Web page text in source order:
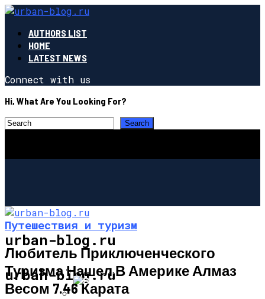
AUTHORS LIST
HOME
LATEST NEWS
Connect with us
Hi, What Are You Looking For?
urban-blog.ru
urban-blog.ru
КОМПЬЮТЕРЫ И ГАДЖЕТЫ
Путешествия и туризм
Любитель Приключенческого
Туризма Нашел В Америке Алмаз
Весом 7.46 Карата